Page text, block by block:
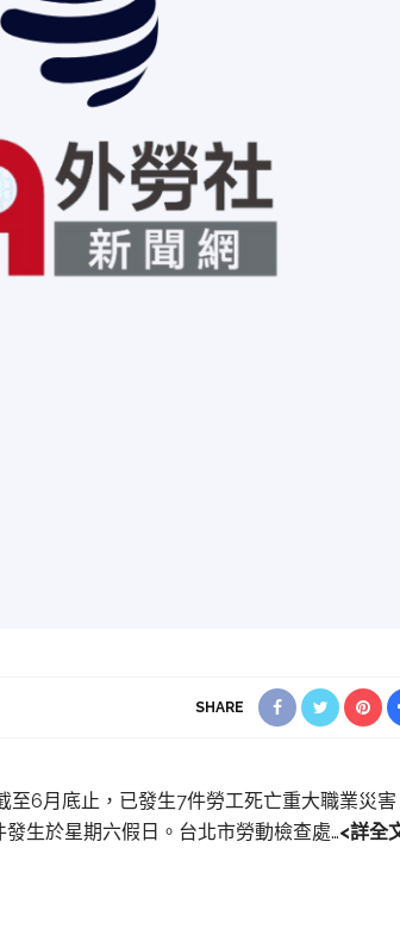
SHARE
6月底止，已發生7件勞工死亡重大職業災害
生於星期六假日。台北市勞動檢查處…<詳全